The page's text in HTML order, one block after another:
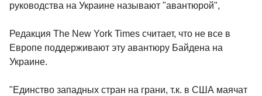
руководства на Украине называют "авантюрой",
Редакция The New York Times считает, что не все в
Европе поддерживают эту авантюру Байдена на
Украине.
"Единство западных стран на грани, т.к. в США маячат